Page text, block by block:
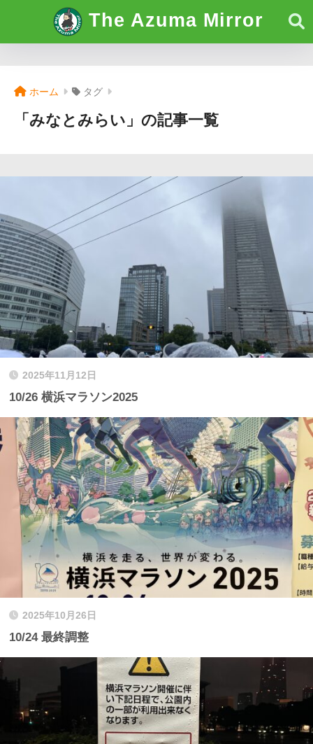
The Azuma Mirror
ホーム タグ
「みなとみらい」の記事一覧
2025年11月12日
10/26 横浜マラソン2025
2025年10月26日
10/24 最終調整